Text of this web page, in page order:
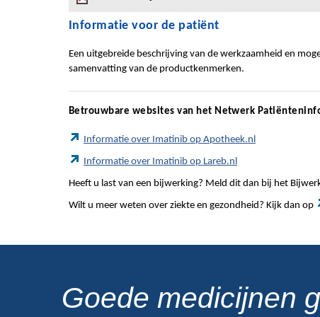
Informatie voor de patiënt
Een uitgebreide beschrijving van de werkzaamheid en
samenvatting van de productkenmerken.
Betrouwbare websites van het Netwerk
Informatie over Imatinib op Apotheek.nl
Informatie over Imatinib op Lareb.nl
Heeft u last van een bijwerking? Meld dit dan bij het
Wilt u meer weten over ziekte en gezondheid? Kijk dan op
Goede medicijnen